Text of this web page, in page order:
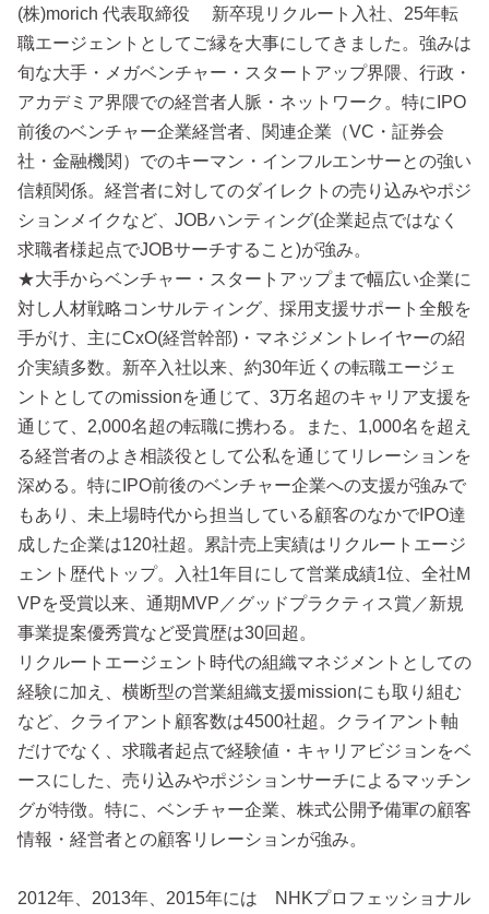
(株)morich 代表取締役 新卒現リクルート入社、25年転
職エージェントとしてご縁を大事にしてきました。強みは
旬な大手・メガベンチャー・スタートアップ界隈、行政・
アカデミア界隈での経営者人脈・ネットワーク。特にIPO
前後のベンチャー企業経営者、関連企業（VC・証券会
社・金融機関）でのキーマン・インフルエンサーとの強い
信頼関係。経営者に対してのダイレクトの売り込みやポジ
ションメイクなど、JOBハンティング(企業起点ではなく
求職者様起点でJOBサーチすること)が強み。
★大手からベンチャー・スタートアップまで幅広い企業に
対し人材戦略コンサルティング、採用支援サポート全般を
手がけ、主にCxO(経営幹部)・マネジメントレイヤーの紹
介実績多数。新卒入社以来、約30年近くの転職エージェ
ントとしてのmissionを通じて、3万名超のキャリア支援を
通じて、2,000名超の転職に携わる。また、1,000名を超え
る経営者のよき相談役として公私を通じてリレーションを
深める。特にIPO前後のベンチャー企業への支援が強みで
もあり、未上場時代から担当している顧客のなかでIPO達
成した企業は120社超。累計売上実績はリクルートエージ
ェント歴代トップ。入社1年目にして営業成績1位、全社M
VPを受賞以来、通期MVP／グッドプラクティス賞／新規
事業提案優秀賞など受賞歴は30回超。
リクルートエージェント時代の組織マネジメントとしての
経験に加え、横断型の営業組織支援missionにも取り組む
など、クライアント顧客数は4500社超。クライアント軸
だけでなく、求職者起点で経験値・キャリアビジョンをベ
ースにした、売り込みやポジションサーチによるマッチン
グが特徴。特に、ベンチャー企業、株式公開予備軍の顧客
情報・経営者との顧客リレーションが強み。
2012年、2013年、2015年には NHKプロフェッショナル